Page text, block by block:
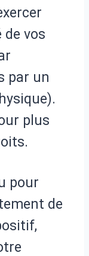
vos
par un
plus
pour
de